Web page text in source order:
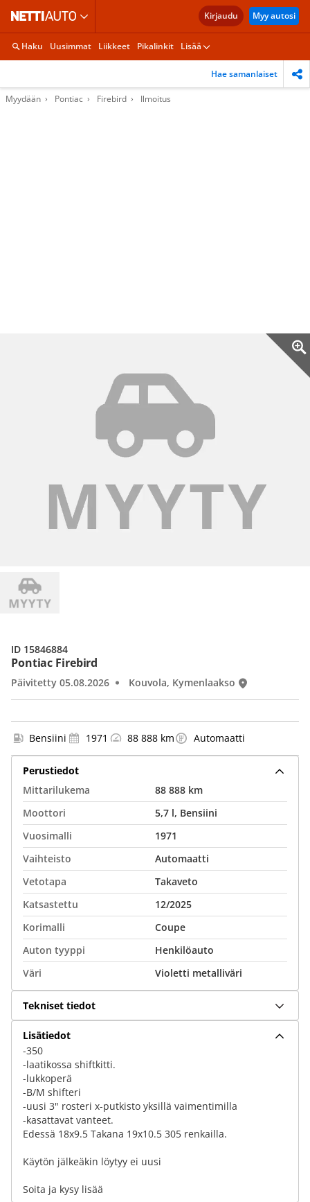
Kirjaudu Myy autosi
Haku Uusimmat Liikkeet Pikalinkit Lisää
Hae samanlaiset
Myydään Pontiac Firebird Ilmoitus
Pontiac Firebird
Päivitetty 05.08.2026 Kouvola, Kymenlaakso
ID 15846884
Bensiini 1971 88 888 km Automaatti
Perustiedot
Mittarilukema
88 888 km
Moottori
5,7 l, Bensiini
Vuosimalli
1971
Vaihteisto
Automaatti
Vetotapa
Takaveto
Katsastettu
12/2025
Korimalli
Coupe
Auton tyyppi
Henkilöauto
Väri
Violetti metalliväri
Tekniset tiedot
Lisätiedot
-350
-laatikossa shiftkitti.
-lukkoperä
-B/M shifteri
-uusi 3" rosteri x-putkisto yksillä vaimentimilla
-kasattavat vanteet.
Edessä 18x9.5 Takana 19x10.5 305 renkailla.
Käytön jälkeäkin löytyy ei uusi
Soita ja kysy lisää